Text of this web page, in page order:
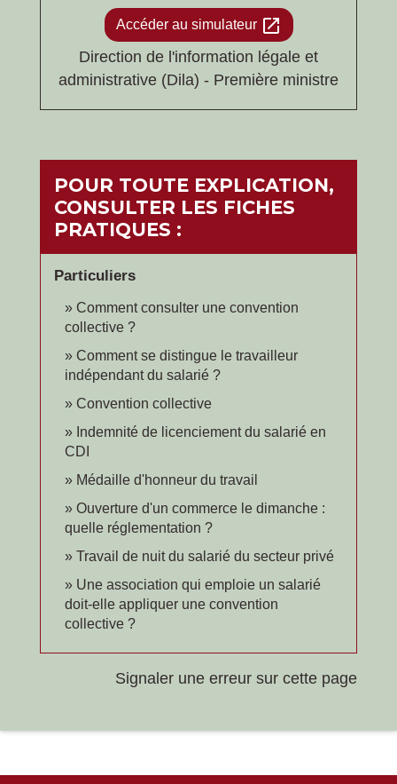
Accéder au simulateur open_in_new
Direction de l'information légale et
administrative (Dila) - Première ministre
POUR TOUTE EXPLICATION,
CONSULTER LES FICHES
PRATIQUES :
Particuliers
Comment consulter une convention
collective ?
Comment se distingue le travailleur
indépendant du salarié ?
Convention collective
Indemnité de licenciement du salarié en
CDI
Médaille d'honneur du travail
Ouverture d'un commerce le dimanche :
quelle réglementation ?
Travail de nuit du salarié du secteur privé
Une association qui emploie un salarié
doit-elle appliquer une convention
collective ?
Signaler une erreur sur cette page